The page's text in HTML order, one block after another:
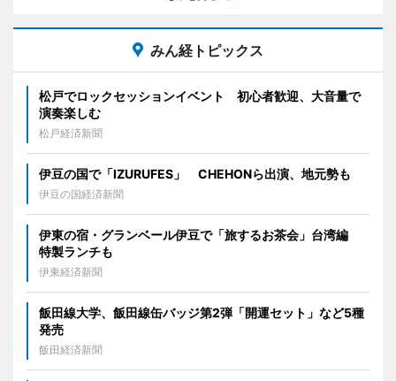
みん経トピックス
松戸でロックセッションイベント 初心者歓迎、大音量で
演奏楽しむ
松戸経済新聞
伊豆の国で「IZURUFES」 CHEHONら出演、地元勢も
伊豆の国経済新聞
伊東の宿・グランベール伊豆で「旅するお茶会」台湾編
特製ランチも
伊東経済新聞
飯田線大学、飯田線缶バッジ第2弾「開運セット」など5種
発売
飯田経済新聞